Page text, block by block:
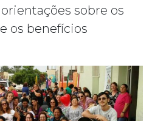
sobre os
os benefícios